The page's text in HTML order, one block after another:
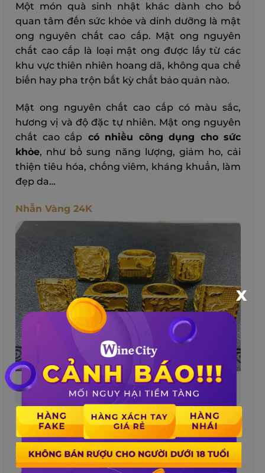
Một món quà sinh nhật khác dành cho bố
quan tâm đến sức khỏe và dinh dưỡng là mật
ong nguyên chất cao cấp. Mật ong nguyên
chất cao cấp là loại mật ong được lấy từ các
khu vực thiên nhiên hoang dã, không qua chế
biến hay pha trộn bất kỳ chất bảo quản nào.
Mật ong nguyên chất cao cấp có màu sắc,
hương vị và độ đặc tự nhiên. Mật ong nguyên
chất cao cấp có nhiều công dụng cho sức
khỏe, như bổ sung năng lượng, giảm ho, cải
thiện tiêu hóa, chống viêm, kháng khuẩn, làm
đẹp da…
Nhẫn Vàng 24K
Sự quý giá và vẻ đẹp sang trọng từ nhẫn vàng
24K
Một món quà sinh nhật khác dành cho bố yêu
thích trang sức là nhẫn vàng 24K. Nhẫn vàng
24K là loại nhẫn được làm từ vàng nguyên
X